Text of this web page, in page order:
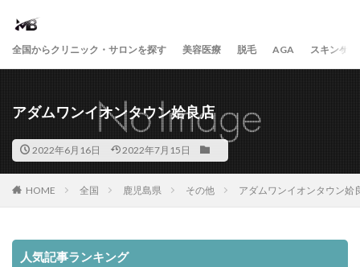
全国からクリニック・サロンを探す 美容医療 脱毛 AGA スキンケア
アダムワンイオンタウン姶良店
2022年6月16日 2022年7月15日
HOME 全国 鹿児島県 その他 アダムワンイオンタウン姶
人気記事ランキング